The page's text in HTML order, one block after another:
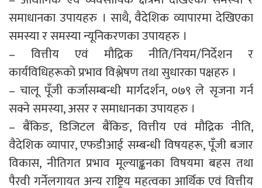
समाधानका उपायहरु । साथै, वैदेशिक व्यापारमा देखिएका
समस्या र समस्या न्यूनिकरणका उपायहरु ।
– वित्तीय एवं मौद्रिक नीति/नियम/निर्देशन र
कार्यविधिहरूको प्रभाव विश्लेषण तथा सुधारका पक्षहरु ।
– चालू पूँजी कर्जासम्बन्धी मार्गदर्शन, ०७९ ले सृजना गर्न
सक्ने समस्या, असर र समाधानका उपायहरु ।
– बैंकिङ, डिजिटल बैंकिङ, वित्तीय एवं मौद्रिक नीति,
वैदेशिक व्यापार, एफडीआई सम्बन्धी विषयहरू, पूँजी बजार
विकास, नीतिगत प्रभाव मूल्याङ्कनका विषयमा बहस तथा
पैरवी गर्नेलगायत अन्य राष्ट्रिय महत्वका आर्थिक एवं वित्तीय